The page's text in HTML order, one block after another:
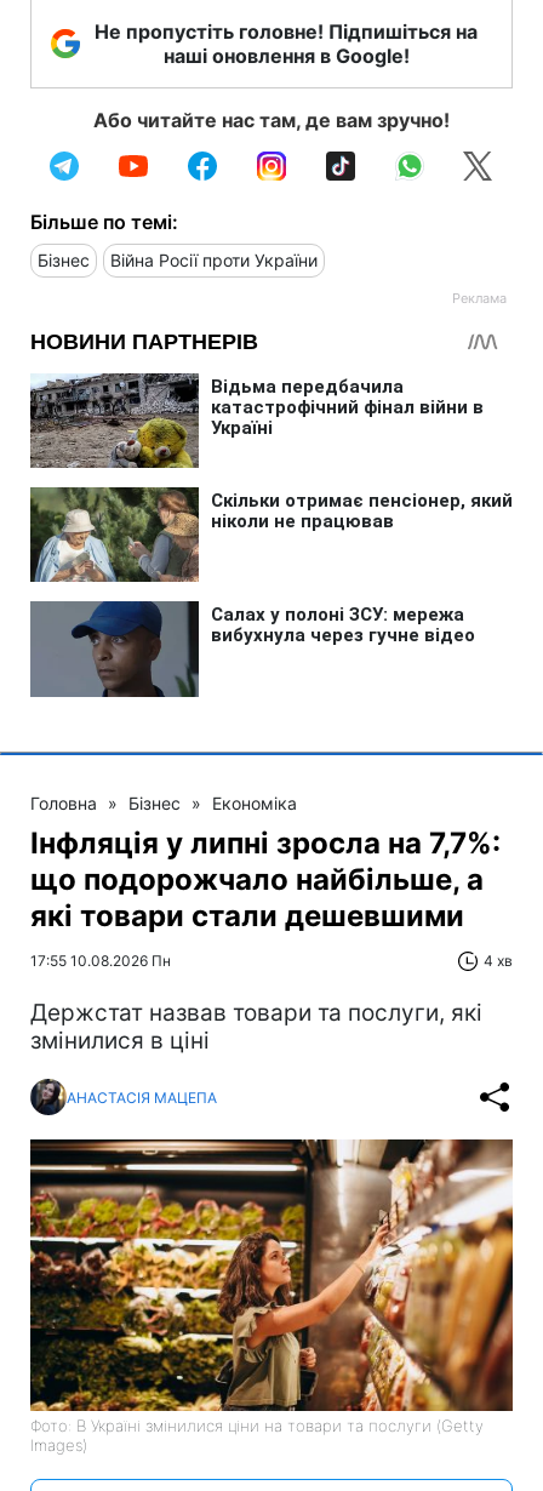
Не пропустіть головне! Підпишіться на
наші оновлення в Google!
Або читайте нас там, де вам зручно!
Більше по темі:
Бізнес Війна Росії проти України
Головна » Бізнес » Економіка
Інфляція у липні зросла на 7,7%:
що подорожчало найбільше, а
які товари стали дешевшими
17:55 10.08.2026 Пн 4 хв
Держстат назвав товари та послуги, які
змінилися в ціні
АНАСТАСІЯ МАЦЕПА
Фото: В Україні змінилися ціни на товари та послуги (Getty
Images)